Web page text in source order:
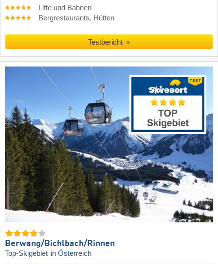
Lifte und Bahnen
Bergrestaurants, Hütten
Testbericht
Berwang/​Bichlbach/​Rinnen
Top-Skigebiet in Österreich